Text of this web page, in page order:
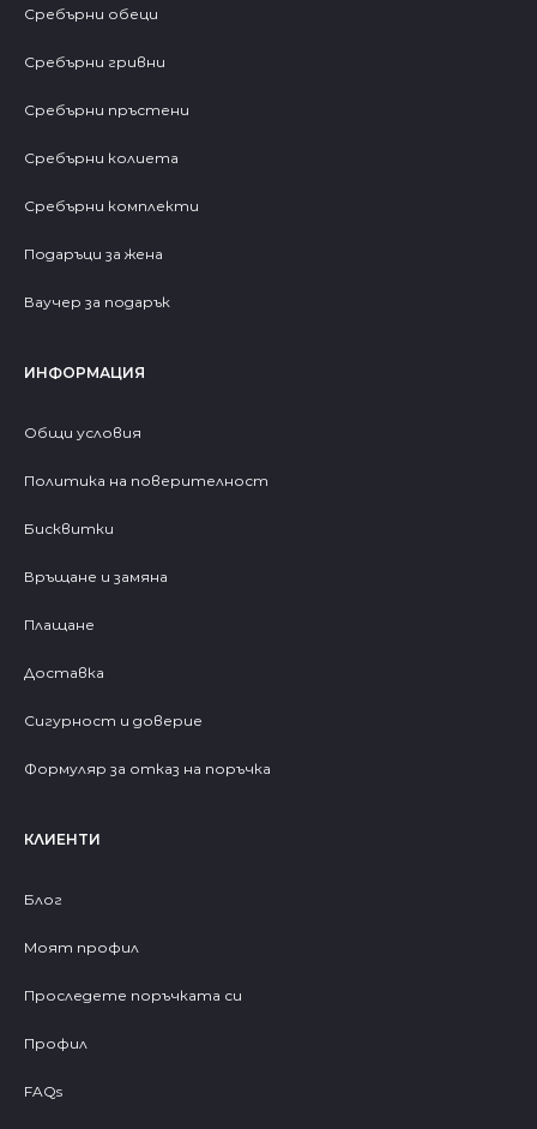
Сребърни обеци
Сребърни гривни
Сребърни пръстени
Сребърни колиета
Сребърни комплекти
Подаръци за жена
Ваучер за подарък
ИНФОРМАЦИЯ
Общи условия
Политика на поверителност
Бисквитки
Връщане и замяна
Плащане
Доставка
Сигурност и доверие
Формуляр за отказ на поръчка
КЛИЕНТИ
Блог
Моят профил
Проследете поръчката си
Профил
FAQs